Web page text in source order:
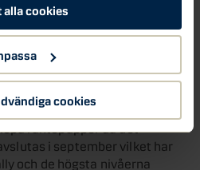
alla cookies
cookies
på en mängd tunga
som tex
och KI släpper sin
Vi får räntebesked från BOJ
då man har signalerat att
i september vilket har
och de högsta nivåerna